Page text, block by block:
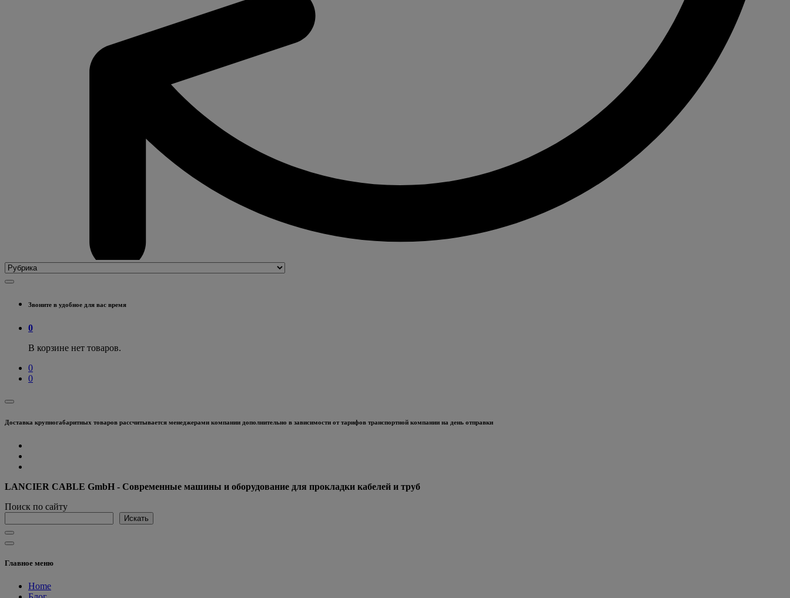
Звоните в удобное для вас время
0
В корзине нет товаров.
0
0
Доставка крупногабаритных товаров рассчитывается менеджерами компании дополнительно в зависимости от тарифов транспортной компании на день отправки
LANCIER CABLE GmbH - Современные машины и оборудование для прокладки кабелей и труб
Поиск по сайту
Искать
Главное меню
Home